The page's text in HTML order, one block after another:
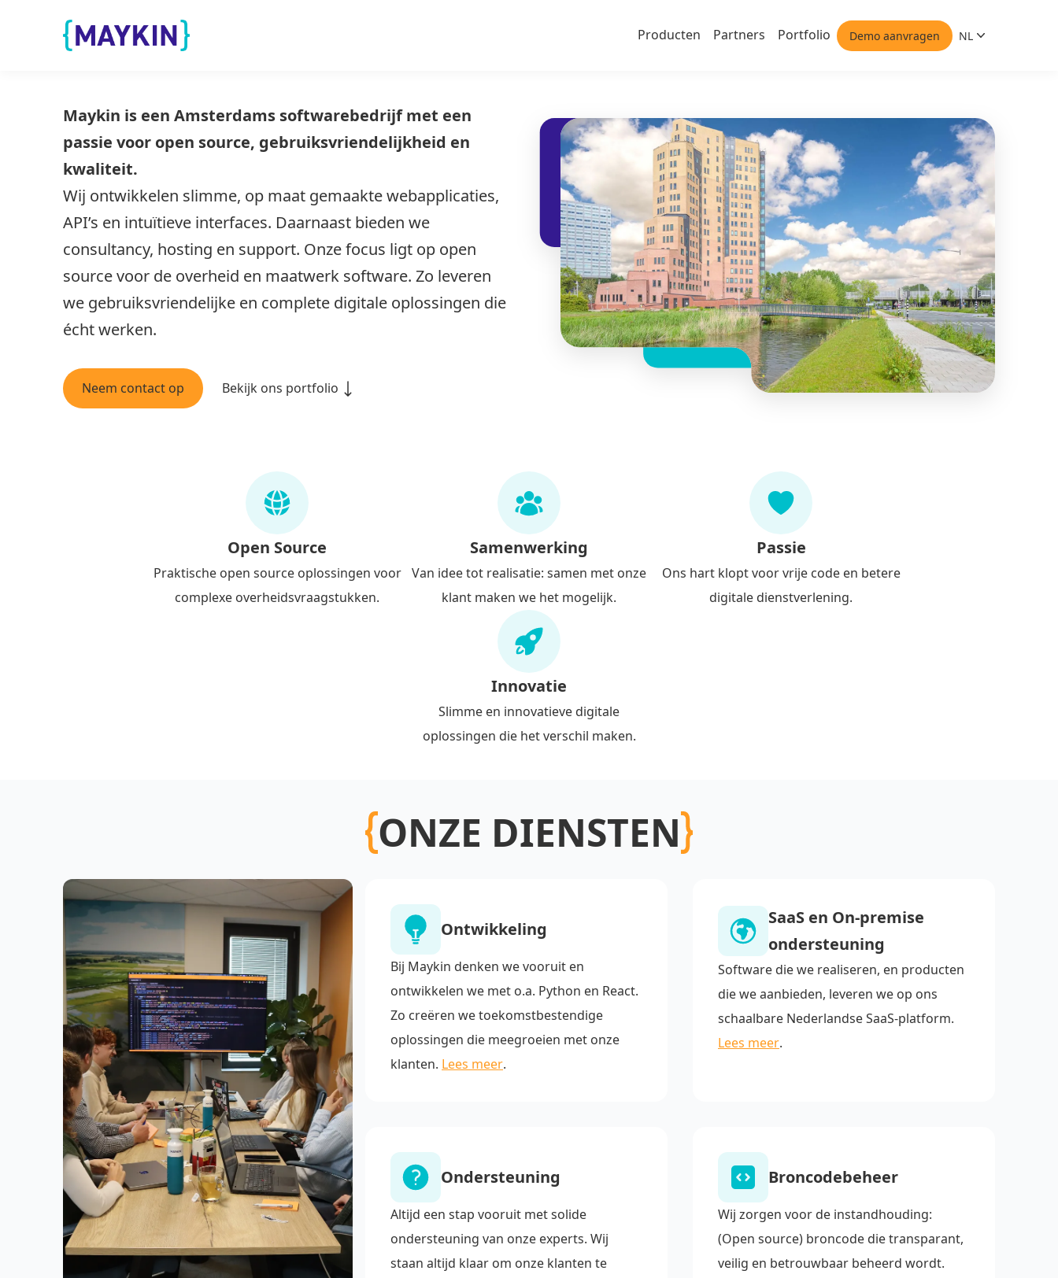
Producten
Partners Portfolio Demo aanvragen NL
MAYKIN
Maykin is een Amsterdams softwarebedrijf met een
passie voor open source, gebruiksvriendelijkheid en
kwaliteit.
Wij ontwikkelen slimme, op maat gemaakte webapplicaties,
API’s en intuïtieve interfaces. Daarnaast bieden we
consultancy, hosting en support. Onze focus ligt op open
source voor de overheid en maatwerk software. Zo leveren
we gebruiksvriendelijke en complete digitale oplossingen die
écht werken.
Neem contact op Bekijk ons portfolio
Open Source
Praktische open source oplossingen voor
complexe overheidsvraagstukken.
Samenwerking
Van idee tot realisatie: samen met onze
klant maken we het mogelijk.
Passie
Ons hart klopt voor vrije code en betere
digitale dienstverlening.
Innovatie
Slimme en innovatieve digitale
oplossingen die het verschil maken.
ONZE DIENSTEN
Ontwikkeling
Bij Maykin denken we vooruit en
ontwikkelen we met o.a. Python en React.
Zo creëren we toekomstbestendige
oplossingen die meegroeien met onze
klanten. Lees meer.
SaaS en On-premise
ondersteuning
Software die we realiseren, en producten
die we aanbieden, leveren we op ons
schaalbare Nederlandse SaaS-platform.
Lees meer.
Ondersteuning
Altijd een stap vooruit met solide
ondersteuning van onze experts. Wij
staan altijd klaar om onze klanten te
Broncodebeheer
Wij zorgen voor de instandhouding:
(Open source) broncode die transparant,
veilig en betrouwbaar beheerd wordt.